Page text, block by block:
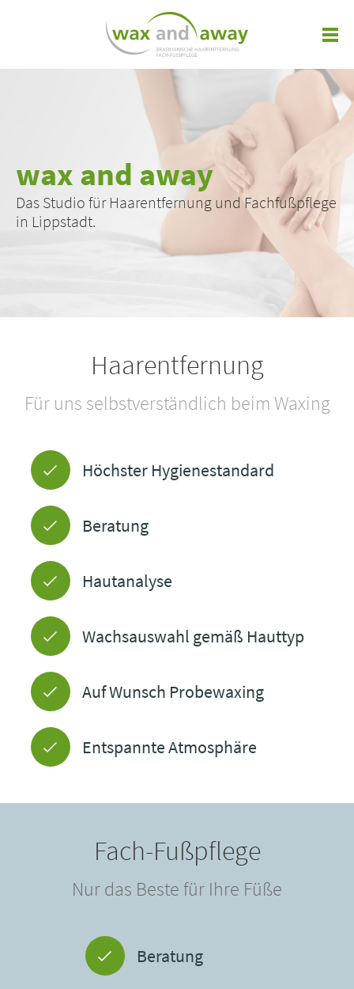
wax and away
Das Studio für Haarentfernung und Fachfußpflege
in Lippstadt.
Haarentfernung
Für uns selbstverständlich beim Waxing
Höchster Hygienestandard
Beratung
Hautanalyse
Wachsauswahl gemäß Hauttyp
Auf Wunsch Probewaxing
Entspannte Atmosphäre
Fach-Fußpflege
Nur das Beste für Ihre Füße
Beratung